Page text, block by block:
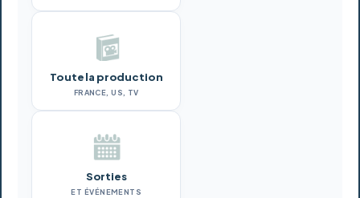
Toute la production
FRANCE, US, TV
Sorties
ET ÉVÉNEMENTS